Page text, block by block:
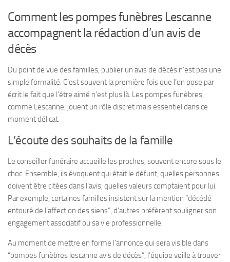
Comment les pompes funèbres Lescanne
accompagnent la rédaction d’un avis de
décès
Du point de vue des familles, publier un avis de décès n’est pas une
simple formalité. C’est souvent la première fois que l’on pose par
écrit le fait que l’être aimé n’est plus là. Les pompes funèbres,
comme Lescanne, jouent un rôle discret mais essentiel dans ce
moment délicat.
L’écoute des souhaits de la famille
Le conseiller funéraire accueille les proches, souvent encore sous le
choc. Ensemble, ils évoquent qui était le défunt, quelles personnes
doivent être citées dans l’avis, quelles valeurs comptaient pour lui.
Par exemple, certaines familles insistent sur la mention “décédé
entouré de l’affection des siens”, d’autres préfèrent souligner son
engagement associatif ou sa vie professionnelle.
Au moment de mettre en forme l’annonce qui sera visible dans
“pompes funèbres lescanne avis de décès”, l’équipe veille à trouver